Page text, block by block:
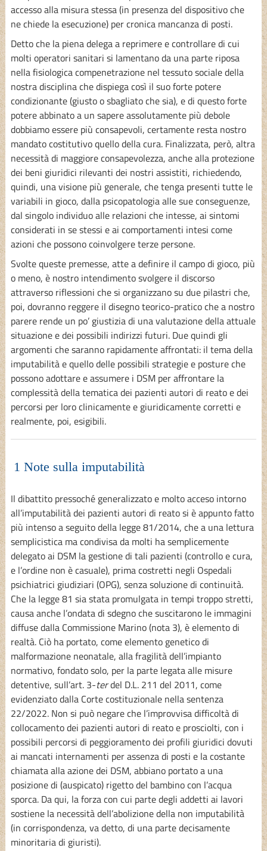
accesso alla misura stessa (in presenza del dispositivo che
ne chiede la esecuzione) per cronica mancanza di posti.
Detto che la piena delega a reprimere e controllare di cui
molti operatori sanitari si lamentano da una parte riposa
nella fisiologica compenetrazione nel tessuto sociale della
nostra disciplina che dispiega così il suo forte potere
condizionante (giusto o sbagliato che sia), e di questo forte
potere abbinato a un sapere assolutamente più debole
dobbiamo essere più consapevoli, certamente resta nostro
mandato costitutivo quello della cura. Finalizzata, però, altra
necessità di maggiore consapevolezza, anche alla protezione
dei beni giuridici rilevanti dei nostri assistiti, richiedendo,
quindi, una visione più generale, che tenga presenti tutte le
variabili in gioco, dalla psicopatologia alle sue conseguenze,
dal singolo individuo alle relazioni che intesse, ai sintomi
considerati in se stessi e ai comportamenti intesi come
azioni che possono coinvolgere terze persone.
Svolte queste premesse, atte a definire il campo di gioco, più
o meno, è nostro intendimento svolgere il discorso
attraverso riflessioni che si organizzano su due pilastri che,
poi, dovranno reggere il disegno teorico-pratico che a nostro
parere rende un po’ giustizia di una valutazione della attuale
situazione e dei possibili indirizzi futuri. Due quindi gli
argomenti che saranno rapidamente affrontati: il tema della
imputabilità e quello delle possibili strategie e posture che
possono adottare e assumere i DSM per affrontare la
complessità della tematica dei pazienti autori di reato e dei
percorsi per loro clinicamente e giuridicamente corretti e
realmente, poi, esigibili.
1 Note sulla imputabilità
Il dibattito pressoché generalizzato e molto acceso intorno
all’imputabilità dei pazienti autori di reato si è appunto fatto
più intenso a seguito della legge 81/2014, che a una lettura
semplicistica ma condivisa da molti ha semplicemente
delegato ai DSM la gestione di tali pazienti (controllo e cura,
e l’ordine non è casuale), prima costretti negli Ospedali
psichiatrici giudiziari (OPG), senza soluzione di continuità.
Che la legge 81 sia stata promulgata in tempi troppo stretti,
causa anche l’ondata di sdegno che suscitarono le immagini
diffuse dalla Commissione Marino (nota 3), è elemento di
realtà. Ciò ha portato, come elemento genetico di
malformazione neonatale, alla fragilità dell’impianto
normativo, fondato solo, per la parte legata alle misure
detentive, sull’art. 3-terdel D.L. 211 del 2011, come
evidenziato dalla Corte costituzionale nella sentenza
22/2022. Non si può negare che l’improvvisa difficoltà di
collocamento dei pazienti autori di reato e prosciolti, con i
possibili percorsi di peggioramento dei profili giuridici dovuti
ai mancati internamenti per assenza di posti e la costante
chiamata alla azione dei DSM, abbiano portato a una
posizione di (auspicato) rigetto del bambino con l’acqua
sporca. Da qui, la forza con cui parte degli addetti ai lavori
sostiene la necessità dell’abolizione della non imputabilità
(in corrispondenza, va detto, di una parte decisamente
minoritaria di giuristi).